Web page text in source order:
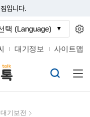
입니다.
대기정보 사이트맵
대기보전
택 (Language)